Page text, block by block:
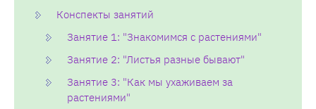
Конспекты занятий
Занятие 1: "Знакомимся с растениями"
Занятие 2: "Листья разные бывают"
Занятие 3: "Как мы ухаживаем за
растениями"